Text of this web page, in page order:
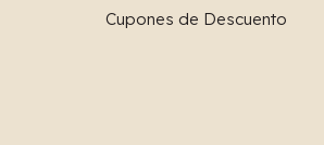
Cupones de Descuento